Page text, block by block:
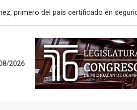
Martínez consolidó acceso a
2026